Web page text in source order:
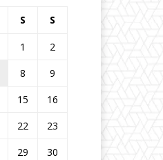
S S
1
2
8
9
15
16
22
23
29
30